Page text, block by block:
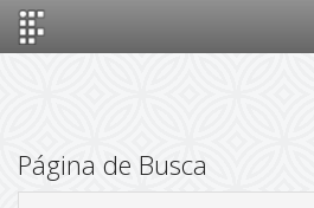
Página de Busca